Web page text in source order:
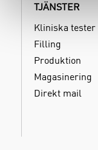
TJÄNSTER
Kliniska tester
Filling
Produktion
Magasinering
Direkt mail